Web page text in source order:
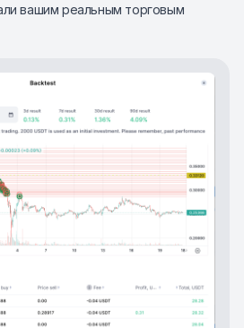
вашим реальным торговым